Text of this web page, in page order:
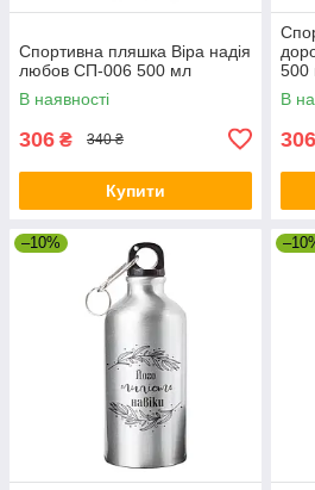
Спортивна пляшка Віра надія
любов СП-006 500 мл
В наявності
306 ₴ 340 ₴
Купити
500
В
306
–10%